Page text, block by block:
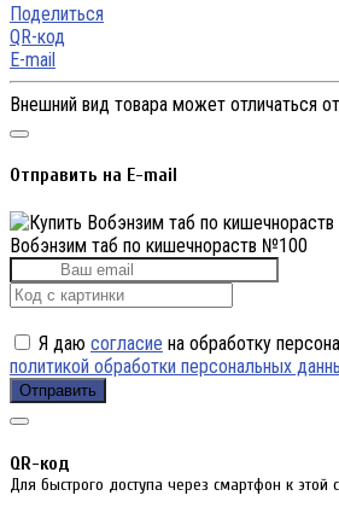
Поделиться
QR-код
E-mail
Внешний вид товара может отличаться
Отправить на E-mail
Вобэнзим таб по кишечнораств №100
Я даю согласие на обработку
политикой обработки персональных
Отправить
QR-код
Для быстрого доступа через смартфон к этой